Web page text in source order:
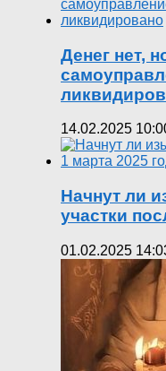
Денег нет,
14.02.2025
Начнут ли
участки
01.02.2025